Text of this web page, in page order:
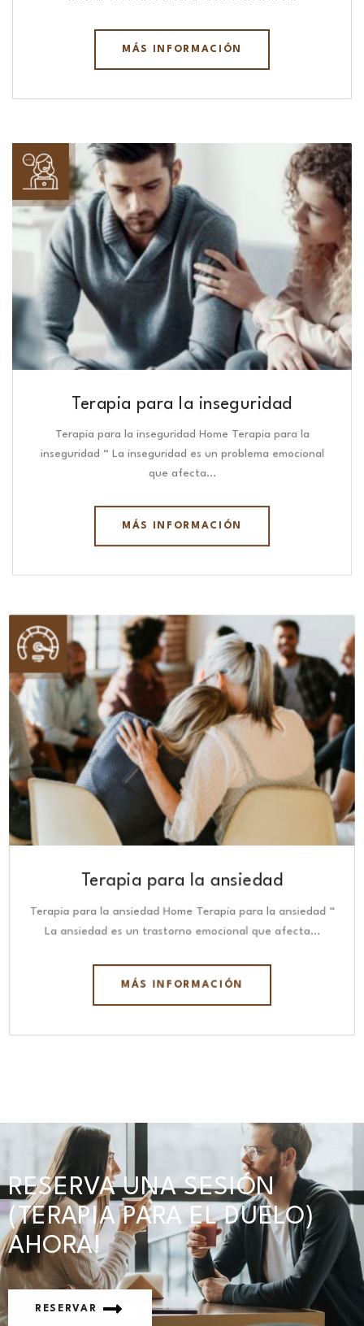
MÁS INFORMACIÓN
Terapia para la inseguridad
Terapia para la inseguridad Home Terapia para la
inseguridad “ La inseguridad es un problema emocional
que afecta…
MÁS INFORMACIÓN
Terapia para la ansiedad
Terapia para la ansiedad Home Terapia para la ansiedad “
La ansiedad es un trastorno emocional que afecta…
MÁS INFORMACIÓN
RESERVA UNA SESIÓN
(TERAPIA PARA EL DUELO)
AHORA!
RESERVAR